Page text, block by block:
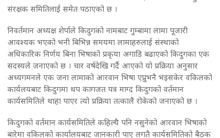
संरक्षक समितिलाई समेत पठाएको छ ।
निवर्तमान अध्यक्ष शेर्पाले किदुगको नामबाट गुम्बामा लामा पूजारी
आवश्यक भएको भनी बिभिन्न समयमा लामाहरुलाई संस्थाको
अधिकारिक निर्णय बिना भिषाको प्रकृया अगाडि बढाएको किदुगका एक
सदस्यले जनाएको छ । चार वर्षदेखि गर्दै आएको यो प्रक्रिया अनुसार
अध्यगमनले एक जना लामाको आरवान भिषा एप्रुभनै भइसकेर वकिलको
कार्यलयबाट किदुगमा थप कागजत पत्र माग्द किदुगको वर्तमान
कार्यसमितिले थाहा पाएर त्यो प्रक्रिया तत्कालै रोकेको जनाएको छ ।
किदुगको वर्तमान कार्यसमितिले कहिल्यै पनि नसुनेको आरवान भिषाको
बारेमा वकिलको कार्यालयबाट जानकारी पाए लगतै कार्यसमितिको बैठक